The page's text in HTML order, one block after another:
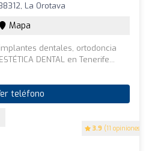
3.9 (11 opiniones)
La Orotava
Mapa
dentales, ortodoncia
DENTAL en Tenerife...
teléfono